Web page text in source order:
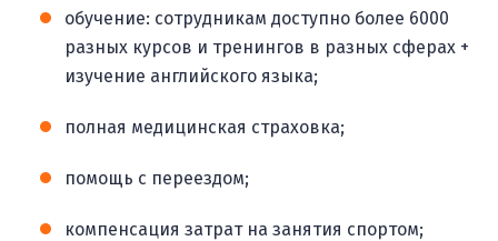
обучение: сотрудникам доступно более 6000
разных курсов и тренингов в разных сферах +
изучение английского языка;
полная медицинская страховка;
помощь с переездом;
компенсация затрат на занятия спортом;